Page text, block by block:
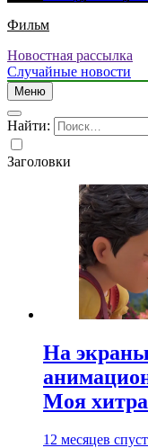
Фильм
Новостная рассылка
Случайные новости
Меню
Найти:
Заголовки
На
Моя
12 месяцев